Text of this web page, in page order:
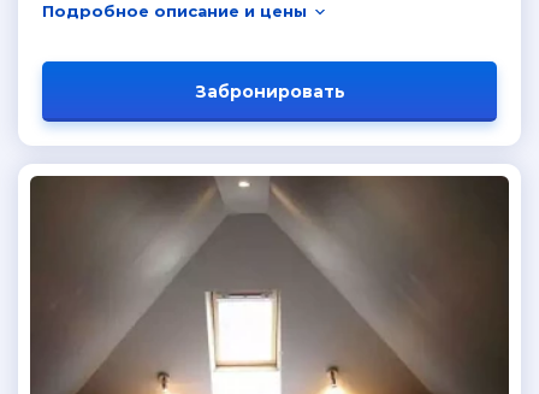
Подробное описание и цены
Забронировать